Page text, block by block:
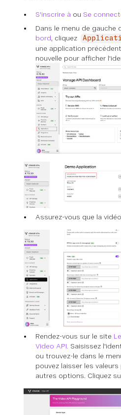
S'inscrire à ou Se
Dans le menu de gauche
bord, cliquez
une application
nouvelle pour afficher
Assurez-vous que la
Rendez-vous sur le site
Video API. Saisissez
ou trouvez-le dans le
pouvez laisser les
autres options. Cliquez